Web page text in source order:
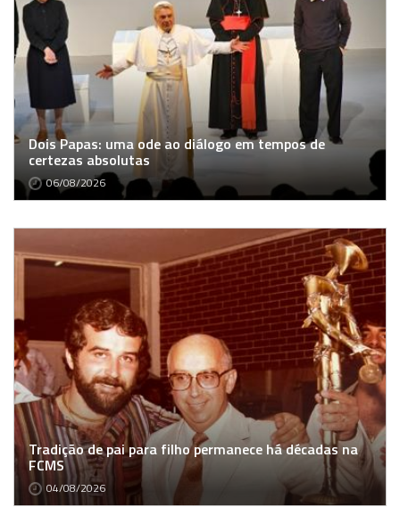
Dois Papas: uma ode ao diálogo em tempos de
certezas absolutas
06/08/2026
Tradição de pai para filho permanece há décadas na
FCMS
04/08/2026